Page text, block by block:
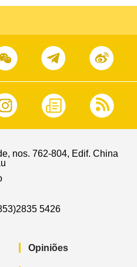
nos. 762-804, Edif. China
5426
Opiniões